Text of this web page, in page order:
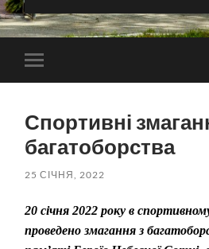
Перемкнути
мобільне
Спортивні
багатоборства
25 СІЧНЯ, 2022
20 січня 2022 року в
проведено змагання з